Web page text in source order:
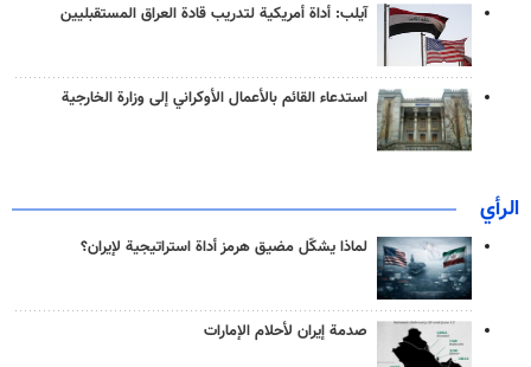
آيلب: أداة أمريكية لتدريب قادة العراق المستقبليين
استدعاء القائم بالأعمال الأوكراني إلى وزارة الخارجية
الرأي
لماذا يشكّل مضيق هرمز أداة استراتيجية لإيران؟
صدمة إيران لأحلام الإمارات